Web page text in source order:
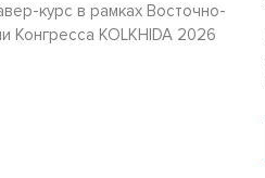
курс в рамках Восточно-
Конгресса KOLKHIDA 2026